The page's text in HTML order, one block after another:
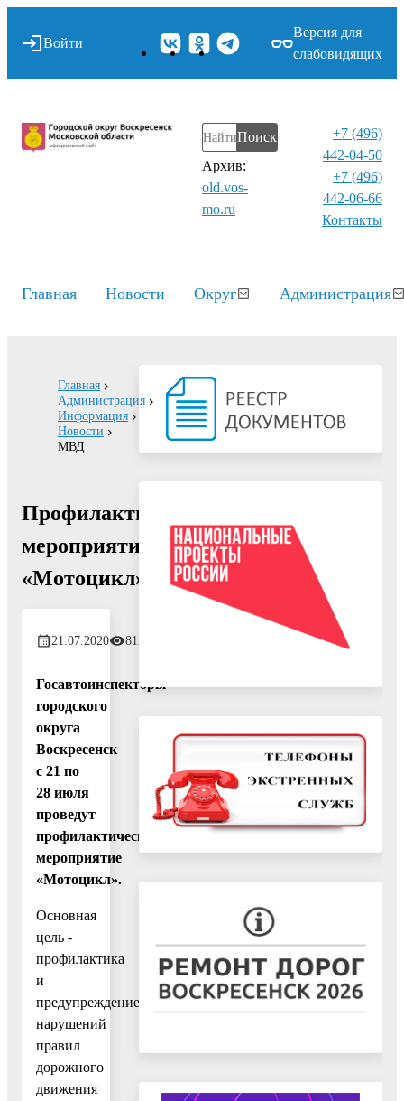
Войти
Версия для
слабовидящих
Поиск
Архив:
old.vos-
mo.ru
+7 (496)
442-04-50
+7 (496)
442-06-66
Контакты⁠
Главная Новости Округ Администрация
Главная
Администрация
Информация
Новости
МВД
Профилактическое
мероприятие
«Мотоцикл»
21.07.2020 813
Госавтоинспекторы
городского
округа
Воскресенск
с 21 по
28 июля
проведут
профилактическое
мероприятие
«Мотоцикл».
Основная
цель -
профилактика
и
предупреждение
нарушений
правил
дорожного
движения